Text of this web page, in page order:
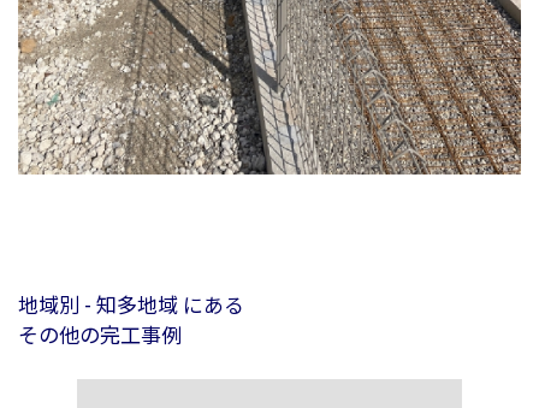
地域別 - 知多地域 にある
その他の完工事例